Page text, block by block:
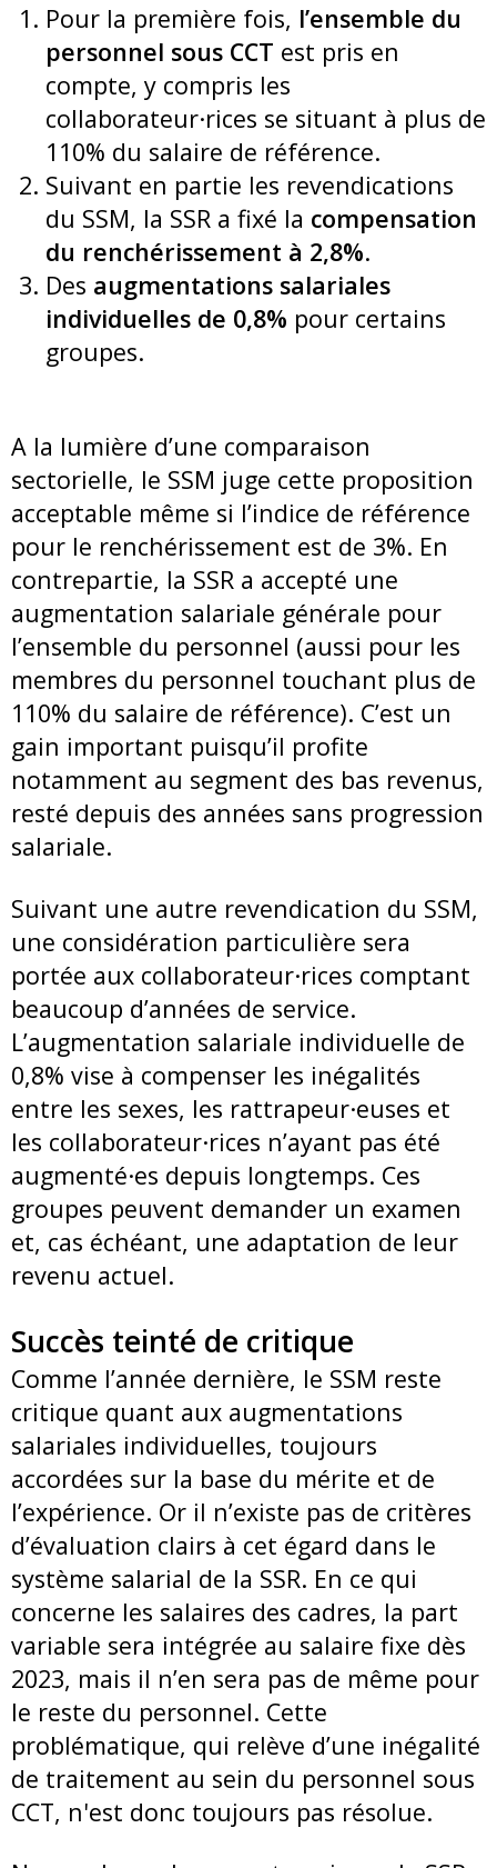
Pour la première fois, l’ensemble du
personnel sous CCT est pris en
compte, y compris les
collaborateur·rices se situant à plus de
110% du salaire de référence.
Suivant en partie les revendications
du SSM, la SSR a fixé la compensation
du renchérissement à 2,8%.
Des augmentations salariales
individuelles de 0,8% pour certains
groupes.
A la lumière d’une comparaison
sectorielle, le SSM juge cette proposition
acceptable même si l’indice de référence
pour le renchérissement est de 3%. En
contrepartie, la SSR a accepté une
augmentation salariale générale pour
l’ensemble du personnel (aussi pour les
membres du personnel touchant plus de
110% du salaire de référence). C’est un
gain important puisqu’il profite
notamment au segment des bas revenus,
resté depuis des années sans progression
salariale.
Suivant une autre revendication du SSM,
une considération particulière sera
portée aux collaborateur·rices comptant
beaucoup d’années de service.
L’augmentation salariale individuelle de
0,8% vise à compenser les inégalités
entre les sexes, les rattrapeur·euses et
les collaborateur·rices n’ayant pas été
augmenté·es depuis longtemps. Ces
groupes peuvent demander un examen
et, cas échéant, une adaptation de leur
revenu actuel.
Succès teinté de critique
Comme l’année dernière, le SSM reste
critique quant aux augmentations
salariales individuelles, toujours
accordées sur la base du mérite et de
l’expérience. Or il n’existe pas de critères
d’évaluation clairs à cet égard dans le
système salarial de la SSR. En ce qui
concerne les salaires des cadres, la part
variable sera intégrée au salaire fixe dès
2023, mais il n’en sera pas de même pour
le reste du personnel. Cette
problématique, qui relève d’une inégalité
de traitement au sein du personnel sous
CCT, n'est donc toujours pas résolue.